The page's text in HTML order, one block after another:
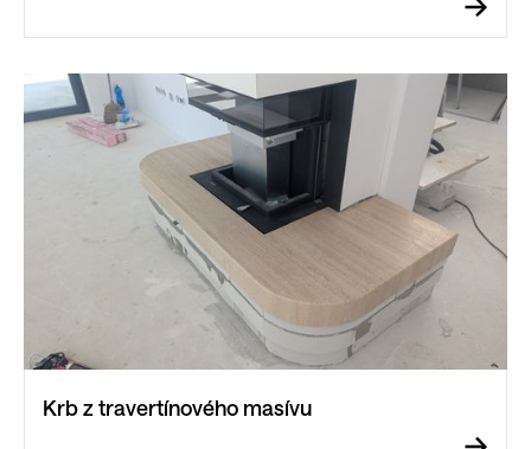
Krb z travertínového masívu